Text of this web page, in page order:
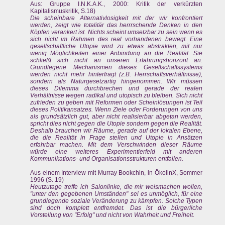
Aus: Gruppe I.N.K.A.K., 2000: Kritik der verkürzten
Kapitalismuskritik, S.18)
Die scheinbare Alternativlosigkeit mit der wir konfrontiert
werden, zeigt wie totalitär das herrrschende Denken in den
Köpfen verankert ist. Nichts scheint umsetzbar zu sein wenn es
sich nicht im Rahmen des real vorhandenen bewegt. Eine
gesellschaftliche Utopie wird zu etwas abstrakten, mit nur
wenig Möglichkeiten einer Anbindung an die Realität. Sie
schließt sich nicht an unseren Erfahrungshorizont an.
Grundlegene Mechanismen dieses Gesellschaftssystems
werden nicht mehr hinterfragt (z.B. Herrschaftsverhältnisse),
sondern als Naturgesetzartig hingenommen. Wir müssen
dieses Dilemma durchbrechen und gerade der realen
Verhältnisse wegen radikal und utopisch zu bleiben. Sich nicht
zufrieden zu geben mit Reformen oder Scheinlösungen ist Teil
dieses Politikansatzes. Wenn Ziele oder Forderungen von uns
als grundsätzlich gut, aber nicht realisierbar abgetan werden,
spricht dies nicht gegen die Utopie sondern gegen die Realität.
Deshalb brauchen wir Räume, gerade auf der lokalen Ebene,
die die Realität in Frage stellen und Utopie in Ansätzen
erfahrbar machen. Mit dem Verschwinden dieser Räume
würde eine weiteres Experimentierfeld mit anderen
Kommunikations- und Organisationsstrukturen entfallen.
Aus einem Interview mit Murray Bookchin, in ÖkolinX, Sommer
1996 (S. 19)
Heutzutage treffe ich Salonlinke, die mir weismachen wollen,
"unter den gegebenen Umständen" sei es unmöglich, für eine
grundlegende soziale Veränderung zu kämpfen. Solche Typen
sind doch komplett entfremdet. Das ist die bürgerliche
Vorstellung von "Erfolg" und nicht von Wahrheit und Freiheit.